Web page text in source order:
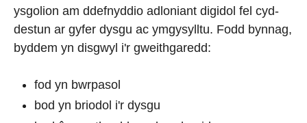
ysgolion am ddefnyddio adloniant digidol fel cyd-
destun ar gyfer dysgu ac ymgysylltu. Fodd bynnag,
byddem yn disgwyl i'r gweithgaredd:
fod yn bwrpasol
bod yn briodol i'r dysgu